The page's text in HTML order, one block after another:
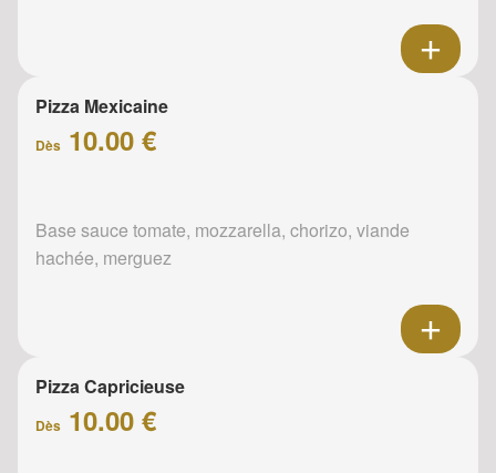
Pizza Mexicaine
Dès 10.00 €
Base sauce tomate, mozzarella, chorizo, viande
hachée, merguez
Pizza Capricieuse
Dès 10.00 €